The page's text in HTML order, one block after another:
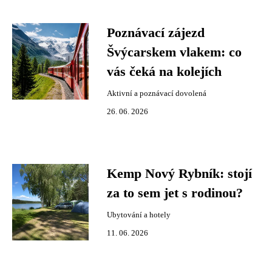
Poznávací zájezd
Švýcarskem vlakem: co
vás čeká na kolejích
Aktivní a poznávací dovolená
26. 06. 2026
Kemp Nový Rybník: stojí
za to sem jet s rodinou?
Ubytování a hotely
11. 06. 2026